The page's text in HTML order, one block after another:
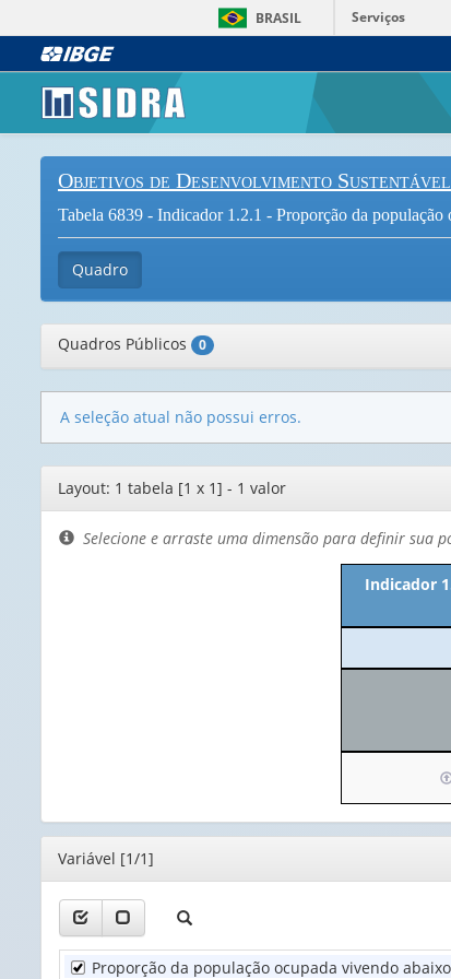
BRASIL Serviços
Objetivos de Desenvolvimento Sustentável
Tabela 6839 - Indicador 1.2.1 - Proporção da
Quadro
Quadros Públicos 0
A seleção atual não possui erros.
Editor
de
layout
Layout: 1 tabela [1 x 1] - 1 valor
Selecione e arraste uma dimensão para definir sua
Indicador
o
Editor
Variável [1/1]
Proporção da população ocupada vivendo